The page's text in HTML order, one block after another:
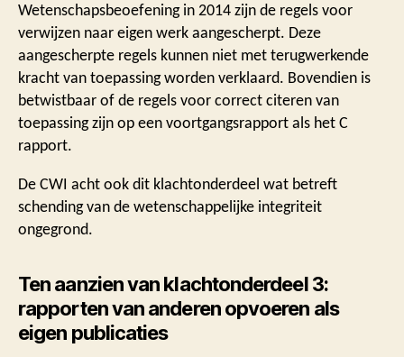
Wetenschapsbeoefening in 2014 zijn de regels voor
verwijzen naar eigen werk aangescherpt. Deze
aangescherpte regels kunnen niet met terugwerkende
kracht van toepassing worden verklaard. Bovendien is
betwistbaar of de regels voor correct citeren van
toepassing zijn op een voortgangsrapport als het C
rapport.
De CWI acht ook dit klachtonderdeel wat betreft
schending van de wetenschappelijke integriteit
ongegrond.
Ten aanzien van klachtonderdeel 3:
rapporten van anderen opvoeren als
eigen publicaties